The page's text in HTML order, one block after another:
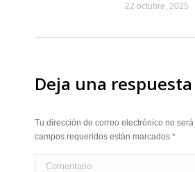
22 octubre, 2025
Deja una respuesta
Tu dirección de correo electrónico no
campos requeridos están marcados *
Comentario